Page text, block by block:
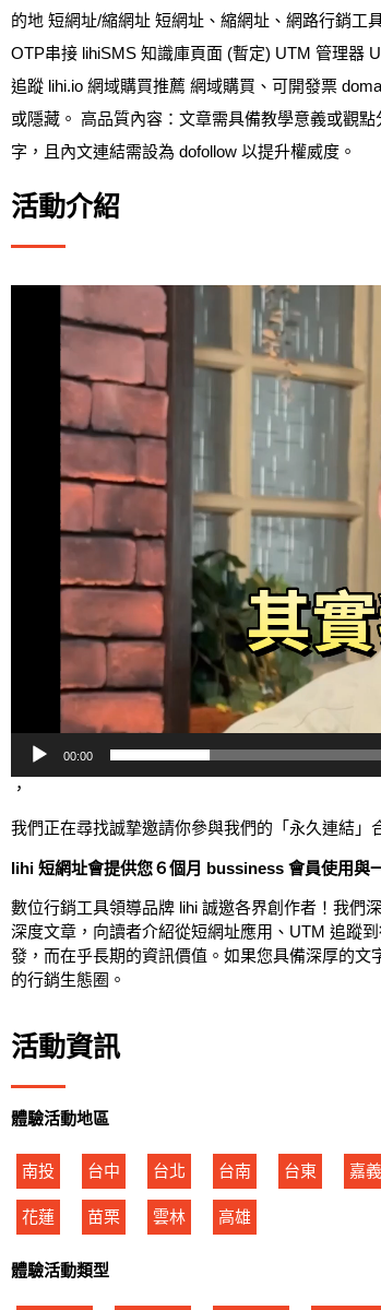
的地 短網址/縮網址 短網址、縮網址、網路行銷工
OTP串接 lihiSMS 知識庫頁面 (暫定) UTM 管理器
追蹤 lihi.io 網域購買推薦 網域購買、可開發票
或隱藏。 高品質內容：文章需具備教學意義或觀
字，且內文連結需設為 dofollow 以提升權威度。
活動介紹
00:00
，
我們正在尋找誠摯邀請你參與我們的「永久連結」
lihi 短網址會提供您６個月 bussiness 會員使用與
數位行銷工具領導品牌 lihi 誠邀各界創作者！我們
深度文章，向讀者介紹從短網址應用、UTM 追蹤
發，而在乎長期的資訊價值。如果您具備深厚的
的行銷生態圈。
活動資訊
體驗活動地區
南投 台中 台北 台南 台東 嘉義
花蓮 苗栗 雲林 高雄
體驗活動類型